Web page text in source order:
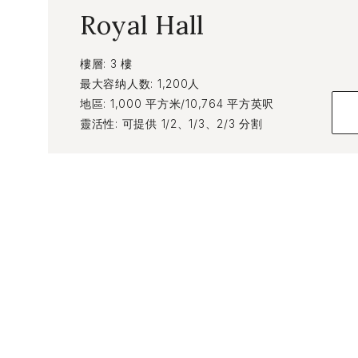
Royal Hall
樓層 3 樓
最大容纳人数 1,200人
地區 1,000 平方米/10,764 平方英呎
靈活性
可提供 1/2、1/3、2/3 分割